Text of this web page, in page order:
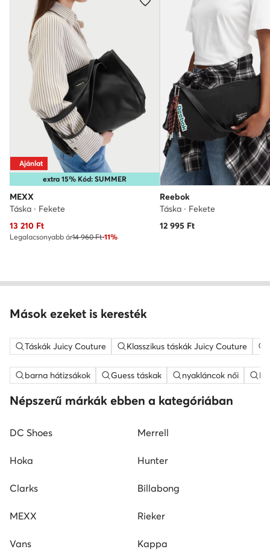
extra 15% Kód: SUMMER
Ajánlat
MEXX
Táska · Fekete
Aktuális ár
13 210 Ft
Legalacsonyabb ár14 960 Ft-11%
Reebok
Táska · Fekete
12 995 Ft
Mások ezeket is keresték
Táskák Juicy Couture Klasszikus táskák Juicy Couture
barna hátizsákok Guess táskak nyakláncok női
Népszerű márkák ebben a kategóriában
DC Shoes Merrell
Hoka Hunter
Clarks Billabong
MEXX Rieker
Vans Kappa